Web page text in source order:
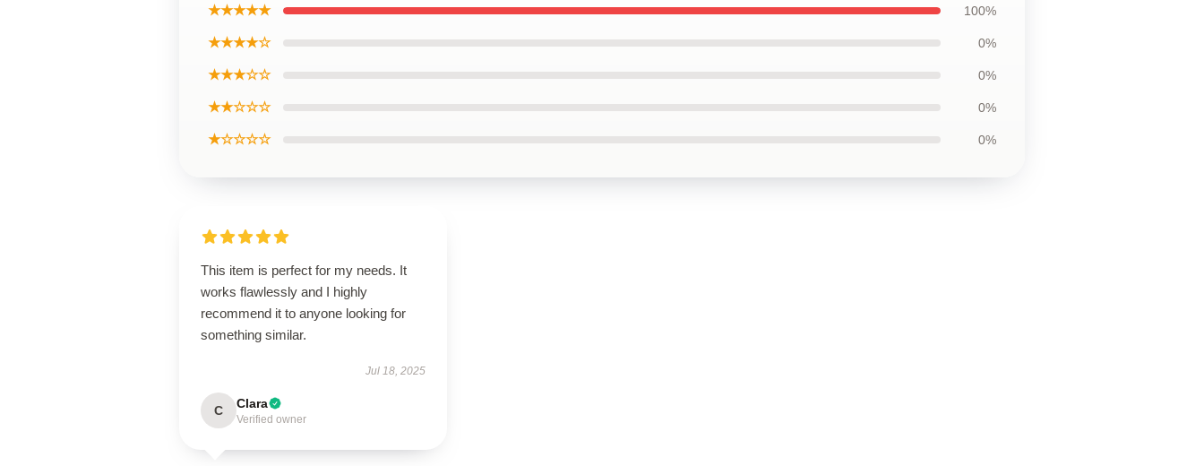
★★★★★ 100%
★★★★☆ 0%
★★★☆☆ 0%
★★☆☆☆ 0%
★☆☆☆☆ 0%
This item is perfect for my needs. It
works flawlessly and I highly
recommend it to anyone looking for
something similar.
Jul 18, 2025
C Clara
Verified owner